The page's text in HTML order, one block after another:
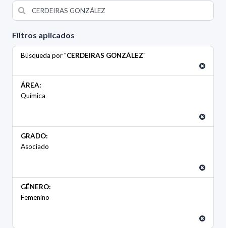
Filtros aplicados
Búsqueda por "CERDEIRAS GONZÁLEZ"
ÁREA:
Química
GRADO:
Asociado
GÉNERO:
Femenino